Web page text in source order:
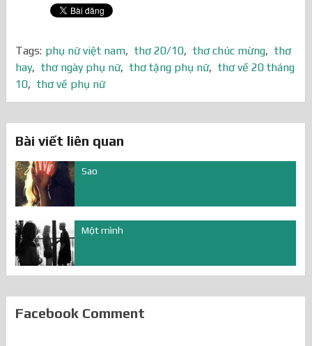
Tags: phụ nữ việt nam, thơ 20/10, thơ chúc mừng, thơ
hay, thơ ngày phụ nữ, thơ tặng phụ nữ, thơ về 20 tháng
10, thơ về phụ nữ
Bài viết liên quan
Sao
Một mình
Facebook Comment